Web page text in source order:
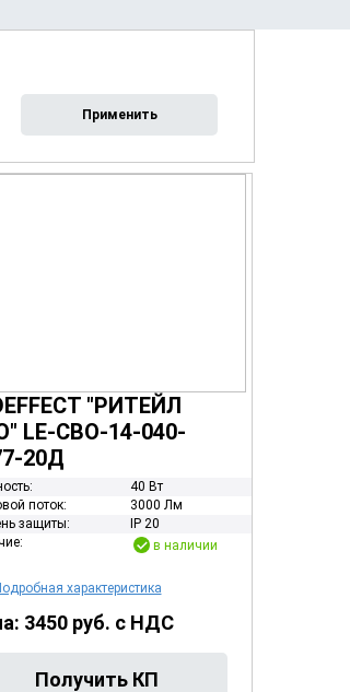
"РИТЕЙЛ
LE-СВО-14-040-
20Д
40 Вт
поток:
3000 Лм
защиты:
IP 20
в наличии
характеристика
3450 руб. с НДС